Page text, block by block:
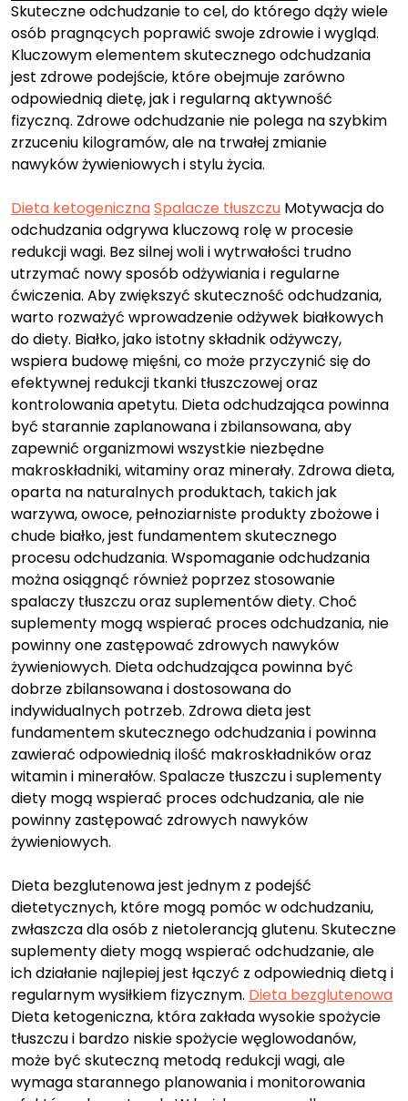
Skuteczne odchudzanie to cel, do którego dąży wiele
osób pragnących poprawić swoje zdrowie i wygląd.
Kluczowym elementem skutecznego odchudzania
jest zdrowe podejście, które obejmuje zarówno
odpowiednią dietę, jak i regularną aktywność
fizyczną. Zdrowe odchudzanie nie polega na szybkim
zrzuceniu kilogramów, ale na trwałej zmianie
nawyków żywieniowych i stylu życia.
Dieta ketogenicznaSpalacze tłuszczu Motywacja do
odchudzania odgrywa kluczową rolę w procesie
redukcji wagi. Bez silnej woli i wytrwałości trudno
utrzymać nowy sposób odżywiania i regularne
ćwiczenia. Aby zwiększyć skuteczność odchudzania,
warto rozważyć wprowadzenie odżywek białkowych
do diety. Białko, jako istotny składnik odżywczy,
wspiera budowę mięśni, co może przyczynić się do
efektywnej redukcji tkanki tłuszczowej oraz
kontrolowania apetytu. Dieta odchudzająca powinna
być starannie zaplanowana i zbilansowana, aby
zapewnić organizmowi wszystkie niezbędne
makroskładniki, witaminy oraz minerały. Zdrowa dieta,
oparta na naturalnych produktach, takich jak
warzywa, owoce, pełnoziarniste produkty zbożowe i
chude białko, jest fundamentem skutecznego
procesu odchudzania. Wspomaganie odchudzania
można osiągnąć również poprzez stosowanie
spalaczy tłuszczu oraz suplementów diety. Choć
suplementy mogą wspierać proces odchudzania, nie
powinny one zastępować zdrowych nawyków
żywieniowych. Dieta odchudzająca powinna być
dobrze zbilansowana i dostosowana do
indywidualnych potrzeb. Zdrowa dieta jest
fundamentem skutecznego odchudzania i powinna
zawierać odpowiednią ilość makroskładników oraz
witamin i minerałów. Spalacze tłuszczu i suplementy
diety mogą wspierać proces odchudzania, ale nie
powinny zastępować zdrowych nawyków
żywieniowych.
Dieta bezglutenowa jest jednym z podejść
dietetycznych, które mogą pomóc w odchudzaniu,
zwłaszcza dla osób z nietolerancją glutenu. Skuteczne
suplementy diety mogą wspierać odchudzanie, ale
ich działanie najlepiej jest łączyć z odpowiednią dietą i
regularnym wysiłkiem fizycznym. Dieta bezglutenowa
Dieta ketogeniczna, która zakłada wysokie spożycie
tłuszczu i bardzo niskie spożycie węglowodanów,
może być skuteczną metodą redukcji wagi, ale
wymaga starannego planowania i monitorowania